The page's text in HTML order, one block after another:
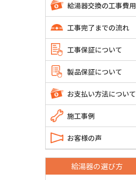
給湯器交換の工事費用
工事完了までの流れ
工事保証について
製品保証について
お支払い方法について
施工事例
お客様の声
給湯器の選び方